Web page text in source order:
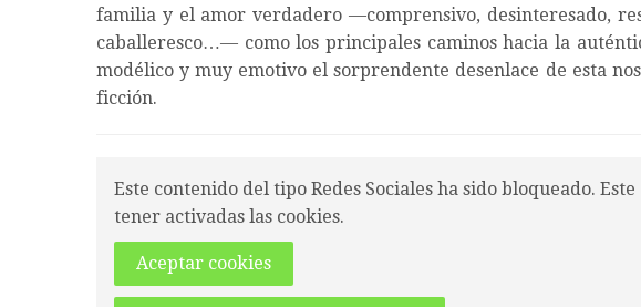
familia y el amor verdadero —comprensivo, desinteresado,
caballeresco…— como los principales caminos hacia la
modélico y muy emotivo el sorprendente desenlace de esta
ficción.
Este contenido del tipo Redes Sociales ha sido bloqueado.
tener activadas las cookies.
Aceptar cookies